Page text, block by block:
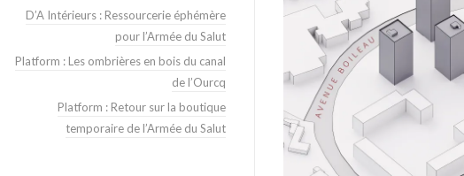
D’A Intérieurs : Ressourcerie éphémère
pour l’Armée du Salut
Platform : Les ombrières en bois du canal
de l’Ourcq
Platform : Retour sur la boutique
temporaire de l’Armée du Salut